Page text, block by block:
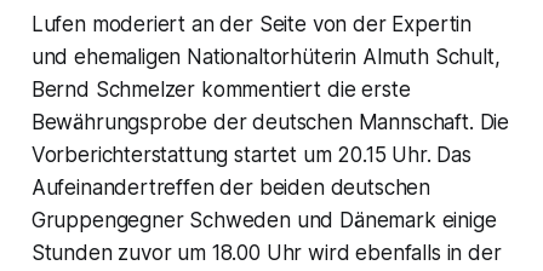
Lufen moderiert an der Seite von der Expertin
und ehemaligen Nationaltorhüterin Almuth Schult,
Bernd Schmelzer kommentiert die erste
Bewährungsprobe der deutschen Mannschaft. Die
Vorberichterstattung startet um 20.15 Uhr. Das
Aufeinandertreffen der beiden deutschen
Gruppengegner Schweden und Dänemark einige
Stunden zuvor um 18.00 Uhr wird ebenfalls in der